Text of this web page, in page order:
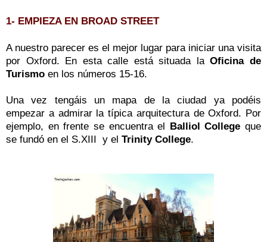
1- EMPIEZA EN BROAD STREET
A nuestro parecer es el mejor lugar para iniciar una visita
por Oxford. En esta calle está situada laOficina de
Turismo en los números 15-16.
Una vez tengáis un mapa de la ciudad ya podéis
empezar a admirar la típica arquitectura de Oxford. Por
ejemplo, en frente se encuentra el Balliol College que
se fundó en el S.XIII y el Trinity College.